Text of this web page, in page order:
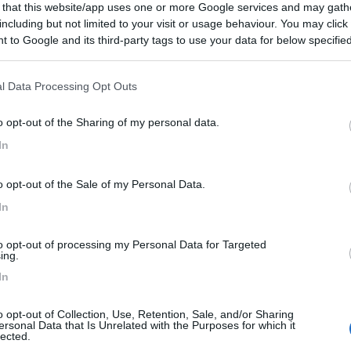
that this website/app uses one or more Google services and may
but not limited to your visit or usage behaviour. You may
to Google and its third-party tags to use your data for below
Data Processing Opt Outs
opt-out of the Sharing of my personal data.
opt-out of the Sale of my Personal Data.
opt-out of processing my Personal Data for Targeted
opt-out of Collection, Use, Retention, Sale, and/or Sharing
Data that Is Unrelated with the Purposes for which it
tempo scaldava molto tanto da doverlo tenere
perché non sopportava più il.programna l'ho mandato in
a posto per un pò di anni...
installazione win10 e quando chiede il codice gli si da'